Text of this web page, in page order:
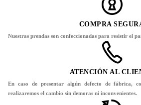
COMPRA
Nuestras prendas son confeccionadas para resistir el
ATENCIÓN AL
En caso de presentar algún defecto de fábrica,
realizaremos el cambio sin demoras ni inconvenientes.